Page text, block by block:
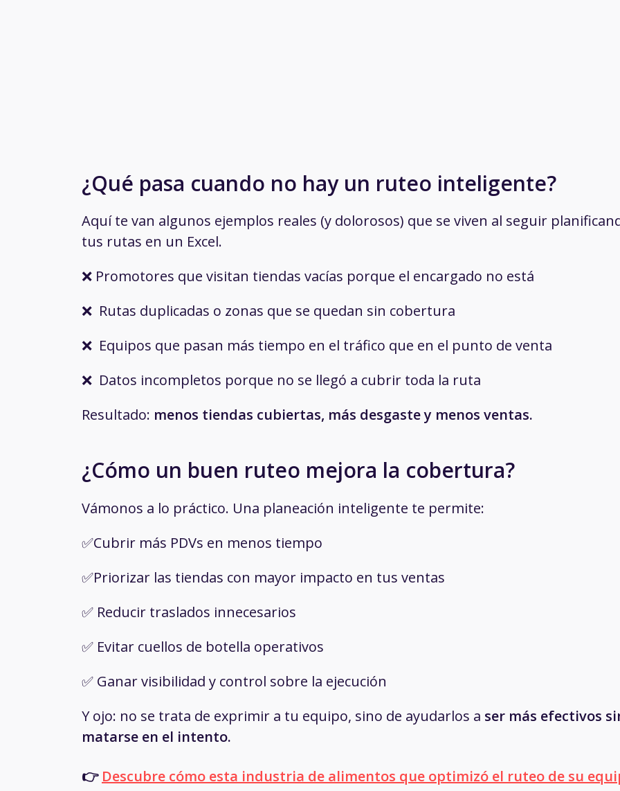
¿Qué pasa cuando no hay un ruteo inteligente?
Aquí te van algunos ejemplos reales (y dolorosos) que se viven al seguir
tus rutas en un Excel.
❌ Promotores que visitan tiendas vacías porque el encargado no está
❌ Rutas duplicadas o zonas que se quedan sin cobertura
❌ Equipos que pasan más tiempo en el tráfico que en el punto de venta
❌ Datos incompletos porque no se llegó a cubrir toda la ruta
Resultado: menos tiendas cubiertas, más desgaste y menos ventas.
¿Cómo un buen ruteo mejora la cobertura?
Vámonos a lo práctico. Una planeación inteligente te permite:
✅Cubrir más PDVs en menos tiempo
✅Priorizar las tiendas con mayor impacto en tus ventas
✅ Reducir traslados innecesarios
✅ Evitar cuellos de botella operativos
✅ Ganar visibilidad y control sobre la ejecución
Y ojo: no se trata de exprimir a tu equipo, sino de ayudarlos a ser más efectivos
matarse en el intento.
👉 Descubre cómo esta industria de alimentos que optimizó el ruteo de su